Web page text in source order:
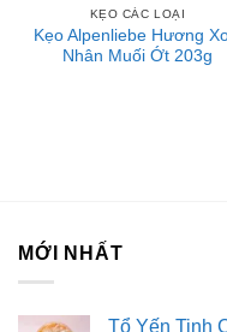
KẸO CÁC LOẠI
Kẹo Alpenliebe Hương
Nhân Muối Ớt 203g
MỚI NHẤT
Tổ Yến Tinh